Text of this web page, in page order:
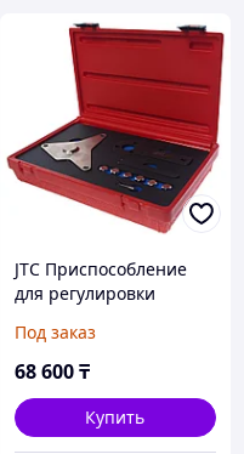
JTC Приспособление
для регулировки
(FIAT ALFA ROMEO
LANCIA) JTC
Под заказ
68 600₸
Купить